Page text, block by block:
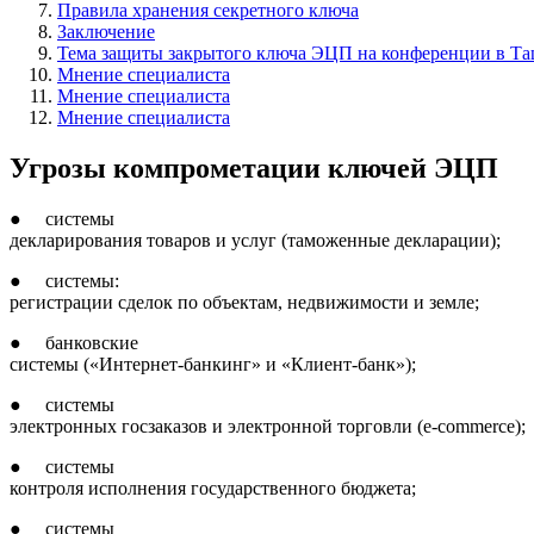
Правила хранения секретного ключа
Заключение
Тема защиты закрытого ключа ЭЦП на конференции в
Мнение специалиста
Мнение специалиста
Мнение специалиста
Угрозы компрометации ключей ЭЦП
● системы
декларирования товаров и услуг (таможенные декларации);
● системы:
регистрации сделок по объектам, недвижимости и земле;
● банковские
системы («Интернет-банкинг» и «Клиент-банк»);
● системы
электронных госзаказов и электронной торговли (e-commerce);
● системы
контроля исполнения государственного бюджета;
● системы